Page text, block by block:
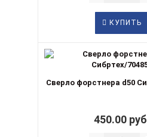
КУПИТЬ
Сверло форстнера d50
450.00